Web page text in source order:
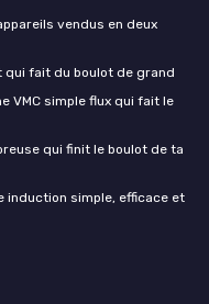
vendus en deux
qui fait du boulot de grand
VMC simple flux qui fait le
qui finit le boulot de ta
induction simple, efficace et